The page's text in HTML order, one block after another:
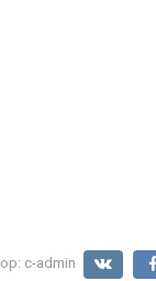
c-admin